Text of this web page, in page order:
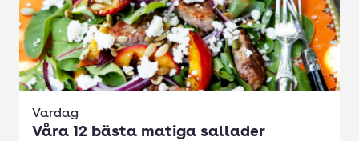
Vardag
Våra 12 bästa matiga sallader